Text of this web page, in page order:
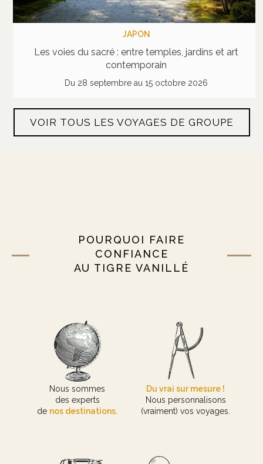
JAPON
Les voies du sacré : entre temples, jardins et art
contemporain
Du 28 septembre au 15 octobre 2026
VOIR TOUS LES VOYAGES DE GROUPE
POURQUOI FAIRE
CONFIANCE
AU TIGRE VANILLÉ
Nous sommes
des experts
de nos destinations.
Du vrai sur mesure !
Nous personnalisons
(vraiment) vos voyages.